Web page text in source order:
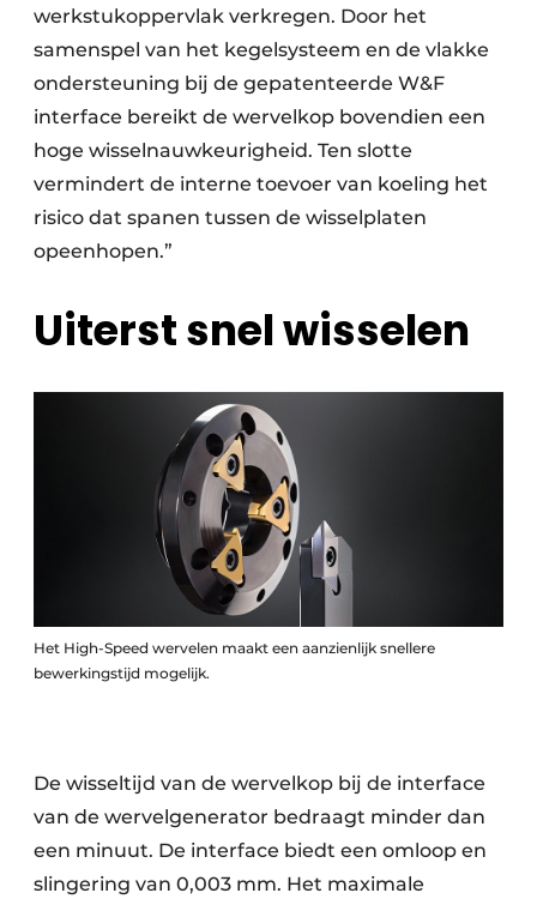
werkstukoppervlak verkregen. Door het
samenspel van het kegelsysteem en de vlakke
ondersteuning bij de gepatenteerde W&F
interface bereikt de wervelkop bovendien een
hoge wisselnauwkeurigheid. Ten slotte
vermindert de interne toevoer van koeling het
risico dat spanen tussen de wisselplaten
opeenhopen.”
Uiterst snel wisselen
Het High-Speed wervelen maakt een aanzienlijk snellere
bewerkingstijd mogelijk.
De wisseltijd van de wervelkop bij de interface
van de wervelgenerator bedraagt minder dan
een minuut. De interface biedt een omloop en
slingering van 0,003 mm. Het maximale